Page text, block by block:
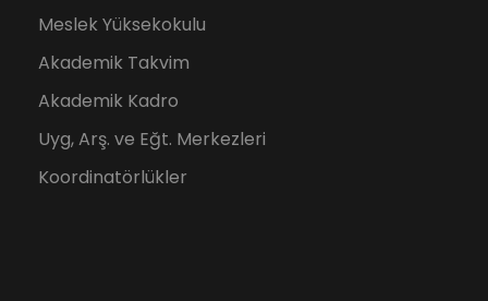
Meslek Yüksekokulu
Akademik Takvim
Akademik Kadro
Uyg, Arş. ve Eğt. Merkezleri
Koordinatörlükler